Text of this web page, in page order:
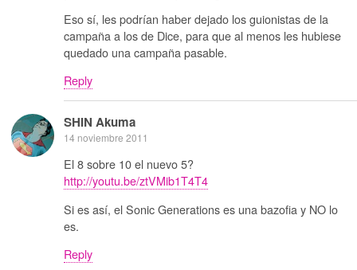
Eso sí, les podrían haber dejado los guionistas de la
campaña a los de Dice, para que al menos les hubiese
quedado una campaña pasable.
Reply
SHIN Akuma
14 noviembre 2011
El 8 sobre 10 el nuevo 5?
http://youtu.be/ztVMib1T4T4
Si es así, el Sonic Generations es una bazofia y NO lo
es.
Reply